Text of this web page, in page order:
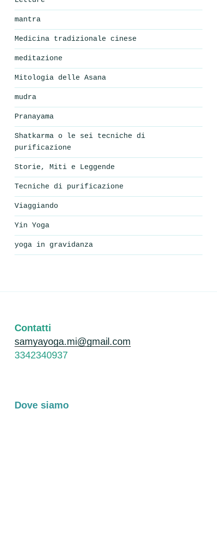
mantra
Medicina tradizionale cinese
meditazione
Mitologia delle Asana
mudra
Pranayama
Shatkarma o le sei tecniche di
purificazione
Storie, Miti e Leggende
Tecniche di purificazione
Viaggiando
Yin Yoga
yoga in gravidanza
Contatti
samyayoga.mi@gmail.com
3342340937
Dove siamo